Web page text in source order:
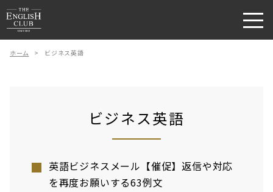
ホーム > ビジネス英語
ビジネス英語
英語ビジネスメール【催促】返信や対応
を再度お願いする63例文